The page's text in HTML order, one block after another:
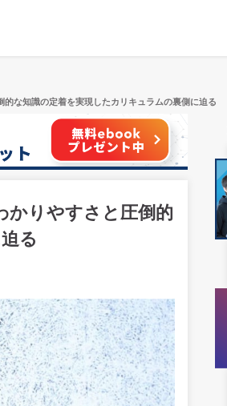
な知識の定着を実現したカリキュラムの裏側に迫る
かりやすさと圧倒的
る